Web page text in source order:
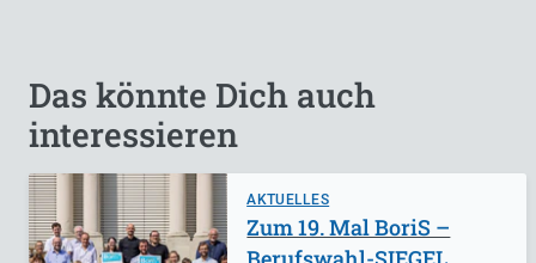
Das könnte Dich auch
interessieren
AKTUELLES
Zum 19. Mal BoriS –